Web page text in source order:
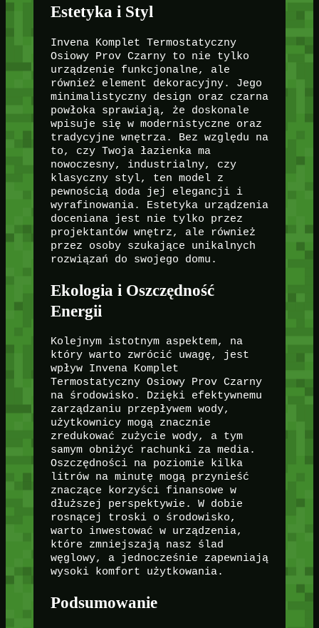
Estetyka i Styl
Invena Komplet Termostatyczny
Osiowy Prov Czarny to nie tylko
urządzenie funkcjonalne, ale
również element dekoracyjny. Jego
minimalistyczny design oraz czarna
powłoka sprawiają, że doskonale
wpisuje się w modernistyczne oraz
tradycyjne wnętrza. Bez względu na
to, czy Twoja łazienka ma
nowoczesny, industrialny, czy
klasyczny styl, ten model z
pewnością doda jej elegancji i
wyrafinowania. Estetyka urządzenia
doceniana jest nie tylko przez
projektantów wnętrz, ale również
przez osoby szukające unikalnych
rozwiązań do swojego domu.
Ekologia i Oszczędność
Energii
Kolejnym istotnym aspektem, na
który warto zwrócić uwagę, jest
wpływ Invena Komplet
Termostatyczny Osiowy Prov Czarny
na środowisko. Dzięki efektywnemu
zarządzaniu przepływem wody,
użytkownicy mogą znacznie
zredukować zużycie wody, a tym
samym obniżyć rachunki za media.
Oszczędności na poziomie kilka
litrów na minutę mogą przynieść
znaczące korzyści finansowe w
dłuższej perspektywie. W dobie
rosnącej troski o środowisko,
warto inwestować w urządzenia,
które zmniejszają nasz ślad
węglowy, a jednocześnie zapewniają
wysoki komfort użytkowania.
Podsumowanie